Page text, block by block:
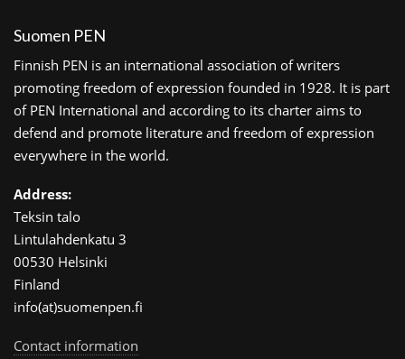
Suomen PEN
Finnish PEN is an international association of writers
promoting freedom of expression founded in 1928. It is part
of PEN International and according to its charter aims to
defend and promote literature and freedom of expression
everywhere in the world.
Address:
Teksin talo
Lintulahdenkatu 3
00530 Helsinki
Finland
info(at)suomenpen.fi
Contact information